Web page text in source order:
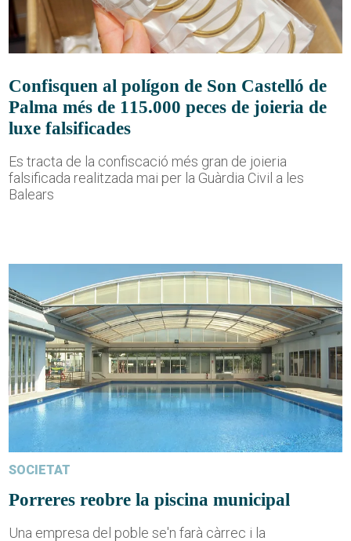
Confisquen al polígon de Son Castelló de
Palma més de 115.000 peces de joieria de
luxe falsificades
Es tracta de la confiscació més gran de joieria
falsificada realitzada mai per la Guàrdia Civil a les
Balears
SOCIETAT
Porreres reobre la piscina municipal
Una empresa del poble se'n farà càrrec i la